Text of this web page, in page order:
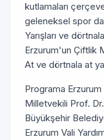
kutlamaları
geleneksel spor
Yarışları ve
Erzurum'un Çiftlik
At ve dörtnala at
Programa
Milletvekili Prof.
Büyükşehir
Erzurum Vali